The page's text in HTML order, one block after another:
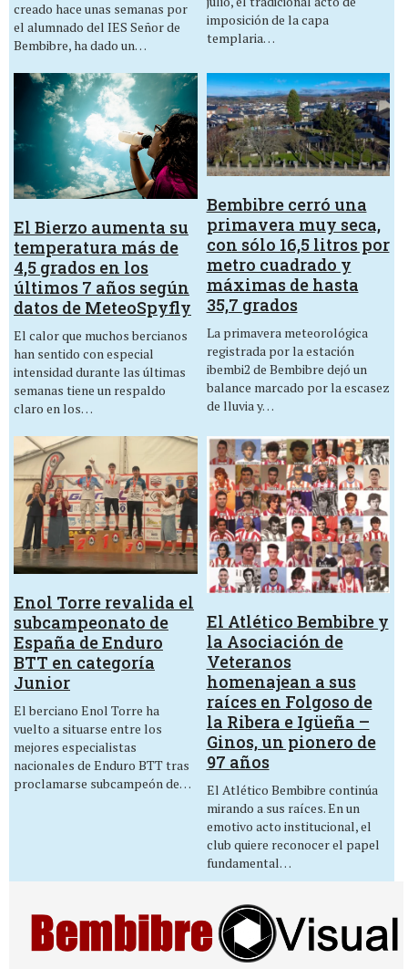
creado hace unas semanas por
el alumnado del IES Señor de
Bembibre, ha dado un…
imposición de la capa
templaria…
El Bierzo aumenta su
temperatura más de
4,5 grados en los
últimos 7 años según
datos de MeteoSpyfly
El calor que muchos bercianos
han sentido con especial
intensidad durante las últimas
semanas tiene un respaldo
claro en los…
Bembibre cerró una
primavera muy seca,
con sólo 16,5 litros por
metro cuadrado y
máximas de hasta
35,7 grados
La primavera meteorológica
registrada por la estación
ibembi2 de Bembibre dejó un
balance marcado por la escasez
de lluvia y…
Enol Torre revalida el
subcampeonato de
España de Enduro
BTT en categoría
Junior
El berciano Enol Torre ha
vuelto a situarse entre los
mejores especialistas
nacionales de Enduro BTT tras
proclamarse subcampeón de…
El Atlético Bembibre y
la Asociación de
Veteranos
homenajean a sus
raíces en Folgoso de
la Ribera e Igüeña –
Ginos, un pionero de
97 años
El Atlético Bembibre continúa
mirando a sus raíces. En un
emotivo acto institucional, el
club quiere reconocer el papel
fundamental…